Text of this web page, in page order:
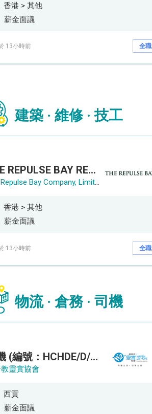
香港 > 其他
薪金面議
13小時前 全職
建築 · 維修 · 技工
THE REPULSE BAY RECRUITMENT DAY 淺水灣影灣園人才招聘會
The Repulse Bay Company, Limited
香港 > 其他
薪金面議
13小時前 全職
物流 · 倉務 · 司機
司機 (編號：HCHDE/D/CTE)
靈實協會
西貢
薪金面議